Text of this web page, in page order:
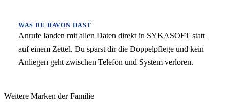
WAS DU DAVON HAST
Anrufe landen mit allen Daten direkt in SYKASOFT statt
auf einem Zettel. Du sparst dir die Doppelpflege und kein
Anliegen geht zwischen Telefon und System verloren.
Weitere Marken der Familie